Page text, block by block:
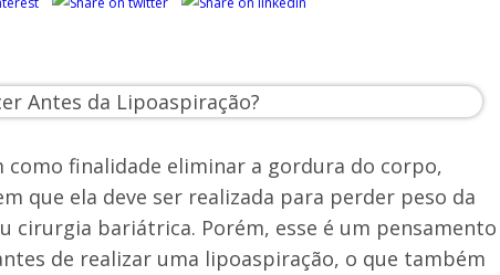
finalidade eliminar a gordura do corpo,
que ela deve ser realizada para perder peso da
cirurgia bariátrica. Porém, esse é um pensamento
de realizar uma lipoaspiração, o que também